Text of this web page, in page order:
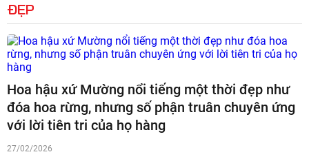
ĐẸP
Hoa hậu xứ Mường nổi tiếng một thời đẹp như
đóa hoa rừng, nhưng số phận truân chuyên ứng
với lời tiên tri của họ hàng
27/02/2026